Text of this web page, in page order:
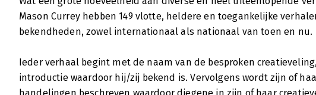
Mason Currey hebben 149 vlotte, heldere en toegankelijke
bekendheden, zowel internationaal als nationaal van toen en nu.
Ieder verhaal begint met de naam van de besproken
introductie waardoor hij/zij bekend is. Vervolgens wordt zijn of